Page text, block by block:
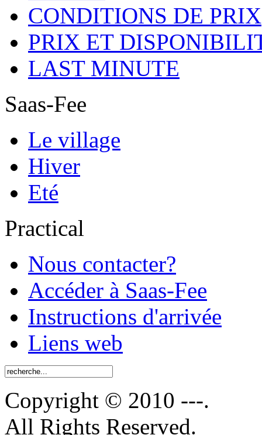
CONDITIONS DE PRIX
PRIX ET
LAST MINUTE
Saas-Fee
Le village
Hiver
Eté
Practical
Nous contacter?
Accéder à Saas-Fee
Instructions d'arrivée
Liens web
Copyright © 2010 ---.
All Rights Reserved.